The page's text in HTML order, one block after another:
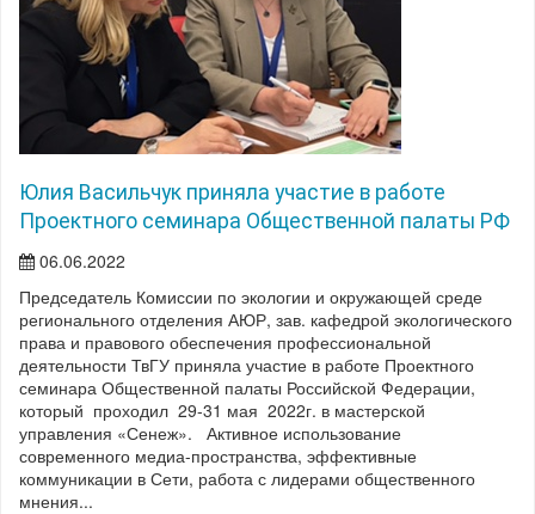
Юлия Васильчук приняла участие в работе
Проектного семинара Общественной палаты РФ
06.06.2022
Председатель Комиссии по экологии и окружающей среде
регионального отделения АЮР, зав. кафедрой экологического
права и правового обеспечения профессиональной
деятельности ТвГУ приняла участие в работе Проектного
семинара Общественной палаты Российской Федерации,
который проходил 29-31 мая 2022г. в мастерской
управления «Сенеж». Активное использование
современного медиа-пространства, эффективные
коммуникации в Сети, работа с лидерами общественного
мнения...